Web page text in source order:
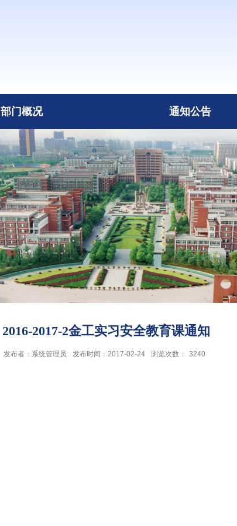
部门概况 通知公告
2016-2017-2金工实习安全教育课通知
发布者：系统管理员 发布时间：2017-02-24 浏览次数： 3240